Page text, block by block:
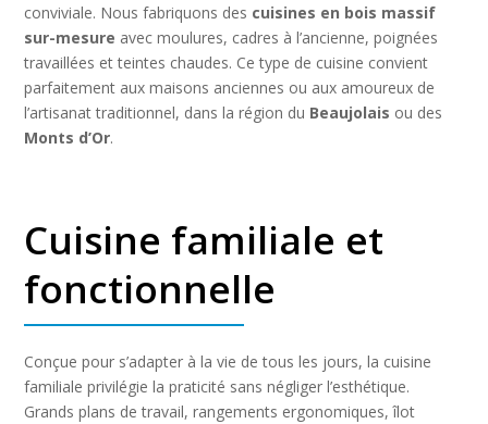
conviviale. Nous fabriquons des cuisines en bois massif
sur-mesure avec moulures, cadres à l’ancienne, poignées
travaillées et teintes chaudes. Ce type de cuisine convient
parfaitement aux maisons anciennes ou aux amoureux de
l’artisanat traditionnel, dans la région du Beaujolais ou des
Monts d’Or.
Cuisine familiale et
fonctionnelle
Conçue pour s’adapter à la vie de tous les jours, la cuisine
familiale privilégie la praticité sans négliger l’esthétique.
Grands plans de travail, rangements ergonomiques, îlot